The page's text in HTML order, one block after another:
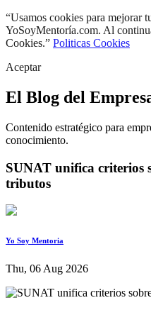
“Usamos cookies para mejorar
YoSoyMentoría.com. Al
Cookies.” Politicas Cookies
Aceptar
El Blog del
Contenido estratégico para
conocimiento.
SUNAT unifica criterios
tributos
Yo Soy Mentoria
Thu, 06 Aug 2026